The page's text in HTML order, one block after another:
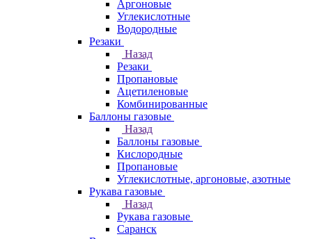
Аргоновые
Углекислотные
Водородные
Резаки
Назад
Резаки
Пропановые
Ацетиленовые
Комбинированные
Баллоны газовые
Назад
Баллоны газовые
Кислородные
Пропановые
Углекислотные, аргоновые, азотные
Рукава газовые
Назад
Рукава газовые
Саранск